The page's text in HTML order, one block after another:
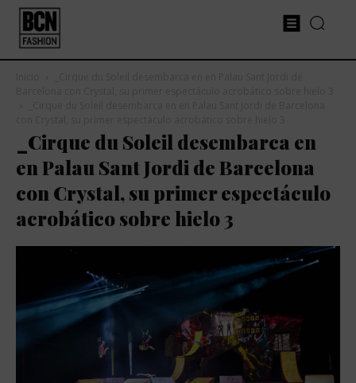
_Cirque du Soleil desembarca en
en Palau Sant Jordi de Barcelona
con Crystal, su primer espectáculo
acrobático sobre hielo 3